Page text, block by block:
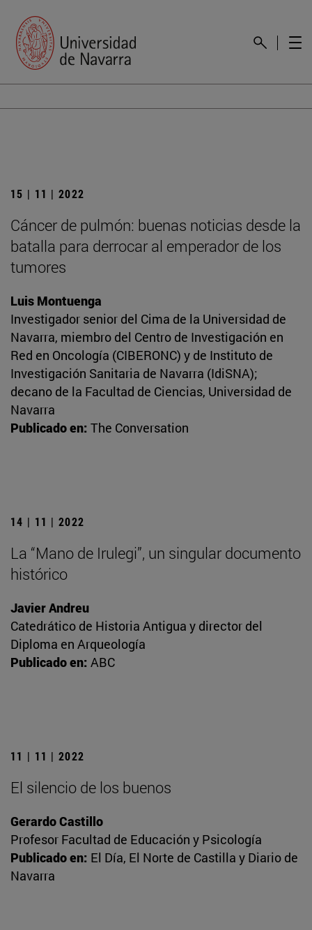
15 | 11 | 2022
Cáncer de pulmón: buenas noticias desde la
batalla para derrocar al emperador de los
tumores
Luis Montuenga
Investigador senior del Cima de la Universidad de
Navarra, miembro del Centro de Investigación en
Red en Oncología (CIBERONC) y de Instituto de
Investigación Sanitaria de Navarra (IdiSNA);
decano de la Facultad de Ciencias, Universidad de
Navarra
Publicado en: The Conversation
14 | 11 | 2022
La “Mano de Irulegi”, un singular documento
histórico
Javier Andreu
Catedrático de Historia Antigua y director del
Diploma en Arqueología
Publicado en: ABC
11 | 11 | 2022
El silencio de los buenos
Gerardo Castillo
Profesor Facultad de Educación y Psicología
Publicado en: El Día, El Norte de Castilla y Diario de
Navarra